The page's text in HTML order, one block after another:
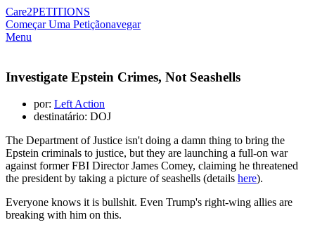
Care2PETITIONS
Começar Uma Petiçãonavegar
Menu
Investigate Epstein Crimes, Not Seashells
por: Left Action
destinatário: DOJ
The Department of Justice isn't doing a damn thing to bring the
Epstein criminals to justice, but they are launching a full-on war
against former FBI Director James Comey, claiming he threatened
the president by taking a picture of seashells (details here).
Everyone knows it is bullshit. Even Trump's right-wing allies are
breaking with him on this.